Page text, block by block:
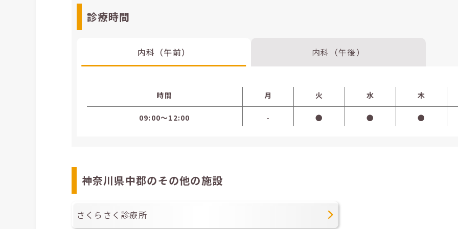
診療時間
内科（午前） 内科（午後）
時間 月 火 水 木
09:00〜12:00 - ● ● ●
神奈川県中郡のその他の施設
さくらさく診療所